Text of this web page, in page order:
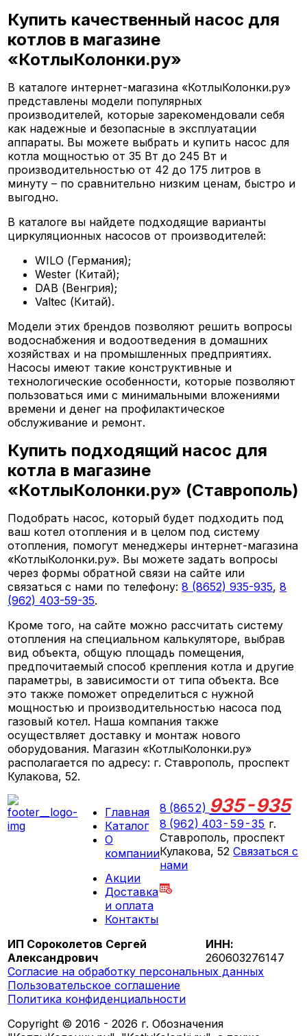
Купить качественный насос для
котлов в магазине
«КотлыКолонки.ру»
В каталоге интернет-магазина «КотлыКолонки.ру»
представлены модели популярных
производителей, которые зарекомендовали себя
как надежные и безопасные в эксплуатации
аппараты. Вы можете выбрать и купить насос для
котла мощностью от 35 Вт до 245 Вт и
производительностью от 42 до 175 литров в
минуту – по сравнительно низким ценам, быстро и
выгодно.
В каталоге вы найдете подходящие варианты
циркуляционных насосов от производителей:
WILO (Германия);
Wester (Китай);
DAB (Венгрия);
Valtec (Китай).
Модели этих брендов позволяют решить вопросы
водоснабжения и водоотведения в домашних
хозяйствах и на промышленных предприятиях.
Насосы имеют такие конструктивные и
технологические особенности, которые позволяют
пользоваться ими с минимальными вложениями
времени и денег на профилактическое
обслуживание и ремонт.
Купить подходящий насос для
котла в магазине
«КотлыКолонки.ру» (Ставрополь)
Подобрать насос, который будет подходить под
ваш котел отопления и в целом под систему
отопления, помогут менеджеры интернет-магазина
«КотлыКолонки.ру». Вы можете задать вопросы
через формы обратной связи на сайте или
связаться с нами по телефону:8 (8652) 935-935,8
(962) 403-59-35.
Кроме того, на сайте можно рассчитать систему
отопления на специальном калькуляторе, выбрав
вид объекта, общую площадь помещения,
предпочитаемый способ крепления котла и другие
параметры, в зависимости от типа объекта. Все
это также поможет определиться с нужной
мощностью и производительностью насоса под
газовый котел. Наша компания также
осуществляет доставку и монтаж нового
оборудования. Магазин «КотлыКолонки.ру»
располагается по адресу: г. Ставрополь, проспект
Кулакова, 52.
Главная
Каталог
О
компании
Акции
Доставка
и оплата
Контакты
8 (8652) 935-935
8 (962) 403-59-35 г.
Ставрополь, проспект
Кулакова, 52Связаться с
нами
ИП Сороколетов Сергей
Александрович
ИНН:
260603276147
Согласие на обработку персональных данных
Пользовательское соглашение
Политика конфиденциальности
Copyright © 2016 - 2026 г. Обозначения